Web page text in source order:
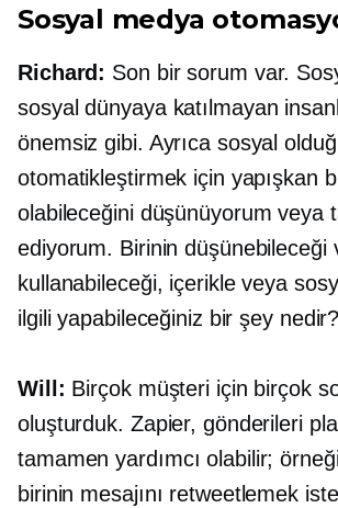
Sosyal medya
Richard: Son bir sorum var.
sosyal dünyaya katılmayan
önemsiz gibi. Ayrıca sosyal
otomatikleştirmek için yapışkan
olabileceğini düşünüyorum veya
ediyorum. Birinin düşünebileceği
kullanabileceği, içerikle veya
ilgili yapabileceğiniz bir şey nedir?
Will: Birçok müşteri için birçok
oluşturduk. Zapier, gönderileri
tamamen yardımcı olabilir;
birinin mesajını retweetlemek